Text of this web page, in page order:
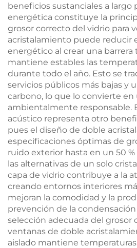
beneficios sustanciales a largo
energética constituye la
grosor correcto del vidrio para
acristalamiento puede reducir
energético al crear una barrera
mantiene estables las
durante todo el año. Esto se
servicios públicos más bajas y
carbono, lo que lo convierte en
ambientalmente responsable.
acústico representa otro
pues el diseño de doble
especificaciones óptimas de
ruido exterior hasta en un 50
las alternativas de un solo
capa de vidrio contribuye a la
creando entornos interiores
mejoran la comodidad y la
prevención de la
selección adecuada del grosor
ventanas de doble
aislado mantiene